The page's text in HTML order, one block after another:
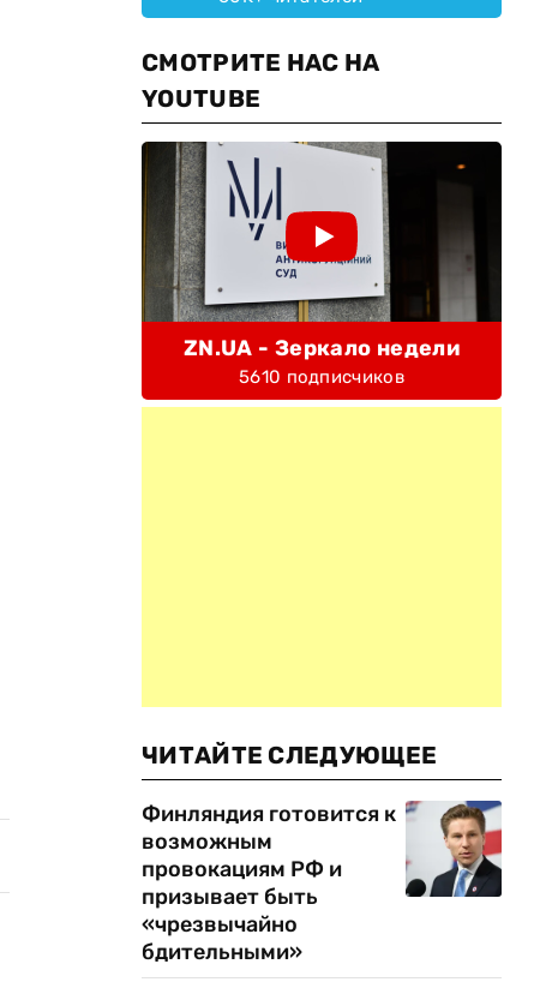
СМОТРИТЕ НАС НА
YOUTUBE
ZN.UA - Зеркало недели
5610 подписчиков
ЧИТАЙТЕ СЛЕДУЮЩЕЕ
Финляндия готовится к
возможным
провокациям РФ и
призывает быть
«чрезвычайно
бдительными»